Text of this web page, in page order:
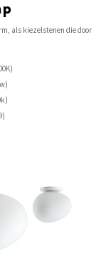
als kiezelstenen die door